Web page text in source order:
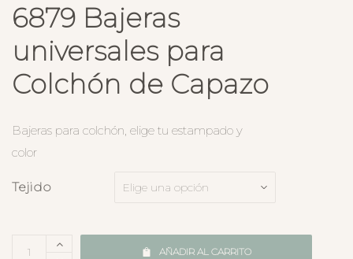
6879 Bajeras
universales para
Colchón de Capazo
Bajeras para colchón, elige tu estampado y
color
Tejido
AÑADIR AL CARRITO